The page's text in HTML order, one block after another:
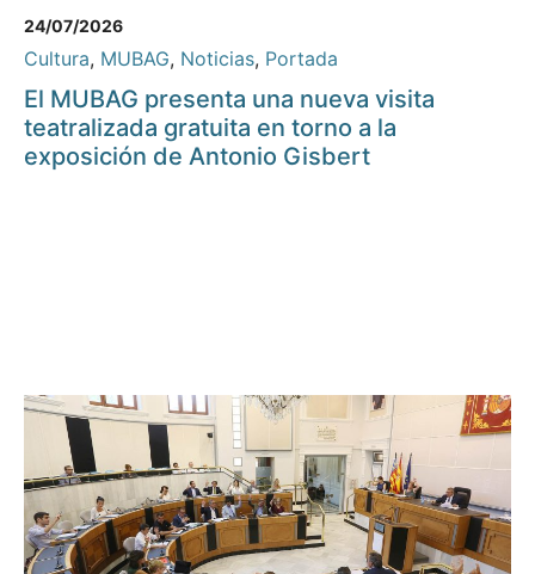
24/07/2026
Cultura, MUBAG, Noticias, Portada
El MUBAG presenta una nueva visita
teatralizada gratuita en torno a la
exposición de Antonio Gisbert